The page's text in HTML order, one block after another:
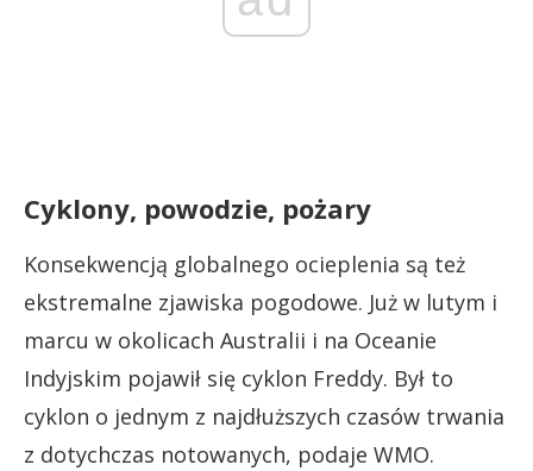
Cyklony, powodzie, pożary
Konsekwencją globalnego ocieplenia są też
ekstremalne zjawiska pogodowe. Już w lutym i
marcu w okolicach Australii i na Oceanie
Indyjskim pojawił się cyklon Freddy. Był to
cyklon o jednym z najdłuższych czasów trwania
z dotychczas notowanych, podaje WMO.